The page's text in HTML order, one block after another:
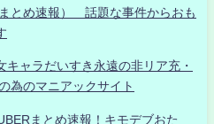
とめ速報） 話題な事件からおも
キャラだいすき永遠の非リア充・
為のマニアックサイト
まとめ速報！キモデブおた